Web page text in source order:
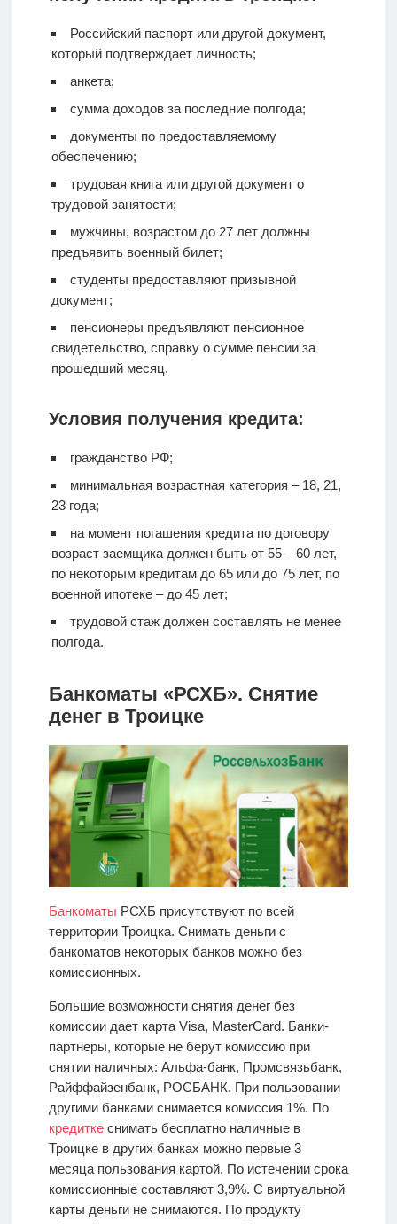
Российский паспорт или другой документ,
который подтверждает личность;
анкета;
сумма доходов за последние полгода;
документы по предоставляемому
обеспечению;
трудовая книга или другой документ о
трудовой занятости;
мужчины, возрастом до 27 лет должны
предъявить военный билет;
студенты предоставляют призывной
документ;
пенсионеры предъявляют пенсионное
свидетельство, справку о сумме пенсии за
прошедший месяц.
Условия получения кредита:
гражданство РФ;
минимальная возрастная категория – 18, 21,
23 года;
на момент погашения кредита по договору
возраст заемщика должен быть от 55 – 60 лет,
по некоторым кредитам до 65 или до 75 лет, по
военной ипотеке – до 45 лет;
трудовой стаж должен составлять не менее
полгода.
Банкоматы «РСХБ». Снятие
денег в Троицке
Банкоматы РСХБ присутствуют по всей
территории Троицка. Снимать деньги с
банкоматов некоторых банков можно без
комиссионных.
Большие возможности снятия денег без
комиссии дает карта Visa, MasterCard. Банки-
партнеры, которые не берут комиссию при
снятии наличных: Альфа-банк, Промсвязьбанк,
Райффайзенбанк, РОСБАНК. При пользовании
другими банками снимается комиссия 1%. По
кредиткеснимать бесплатно наличные в
Троицке в других банках можно первые 3
месяца пользования картой. По истечении срока
комиссионные составляют 3,9%. С виртуальной
карты деньги не снимаются. По продукту